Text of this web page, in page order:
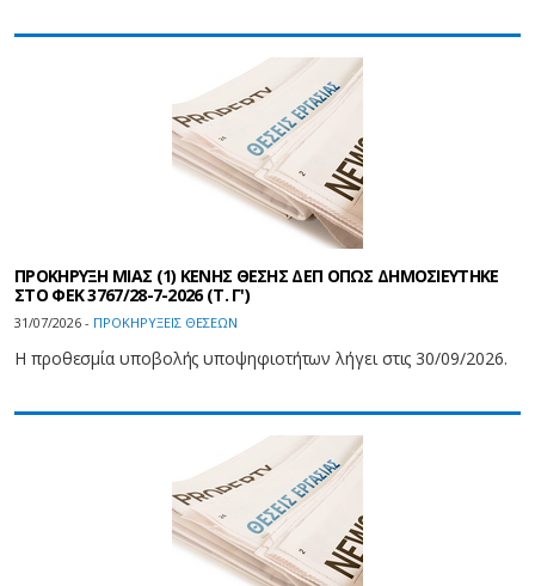
ΠΡΟΚΗΡΥΞΗ ΜΙΑΣ (1) ΚΕΝΗΣ ΘΕΣΗΣ ΔΕΠ ΟΠΩΣ ΔΗΜΟΣΙΕΥΤΗΚΕ
ΣΤΟ ΦΕΚ 3767/28-7-2026 (Τ. Γ')
31/07/2026 - ΠΡΟΚΗΡΥΞΕΙΣ ΘΕΣΕΩΝ
Η προθεσμία υποβολής υποψηφιοτήτων λήγει στις 30/09/2026.